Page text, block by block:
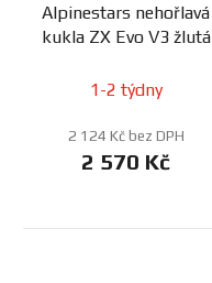
Alpinestars nehořlavá
kukla ZX Evo V3 žlutá
1-2 týdny
2 124 Kč bez DPH
2 570 Kč